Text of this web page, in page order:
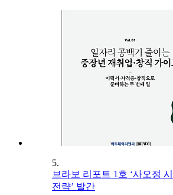
5.
브라보 리포트 1호 ‘사오정
전략’ 발간